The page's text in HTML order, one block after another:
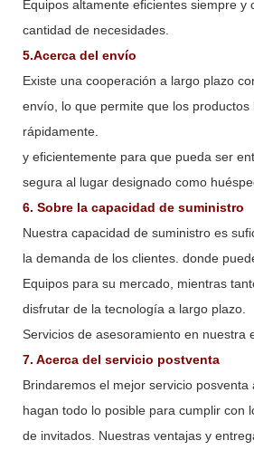
Equipos altamente eficientes siempre y
cantidad de necesidades.
5.Acerca del envío
Existe una cooperación a largo plazo
envío, lo que permite que los productos
rápidamente.
y eficientemente para que pueda ser
segura al lugar designado como
6. Sobre la capacidad de suministro
Nuestra capacidad de suministro es
la demanda de los clientes. donde
Equipos para su mercado, mientras
disfrutar de la tecnología a largo plazo.
Servicios de asesoramiento en nuestra
7. Acerca del servicio postventa
Brindaremos el mejor servicio
hagan todo lo posible para cumplir con
de invitados. Nuestras ventajas y